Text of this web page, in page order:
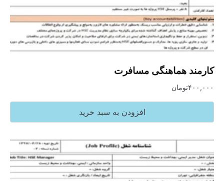
کارمند هماهنگی مسافرت
۴۰۰,۰۰۰تومان
افزودن به سبد خرید